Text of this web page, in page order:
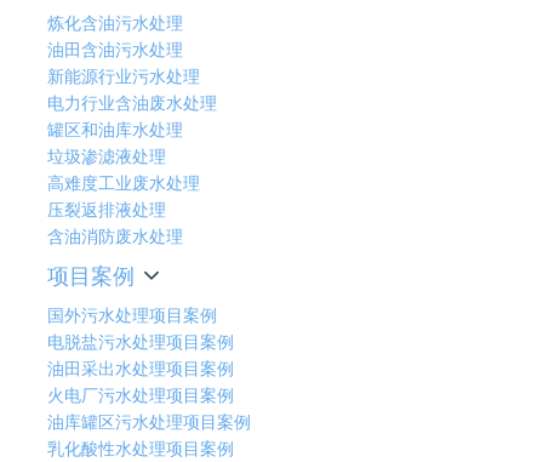
炼化含油污水处理
油田含油污水处理
新能源行业污水处理
电力行业含油废水处理
罐区和油库水处理
垃圾渗滤液处理
高难度工业废水处理
压裂返排液处理
含油消防废水处理
项目案例
国外污水处理项目案例
电脱盐污水处理项目案例
油田采出水处理项目案例
火电厂污水处理项目案例
油库罐区污水处理项目案例
乳化酸性水处理项目案例